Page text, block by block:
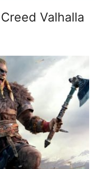
Valhalla